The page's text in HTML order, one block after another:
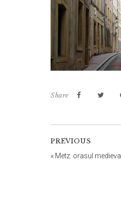
Share
PREVIOUS
« Metz: orasul medieval